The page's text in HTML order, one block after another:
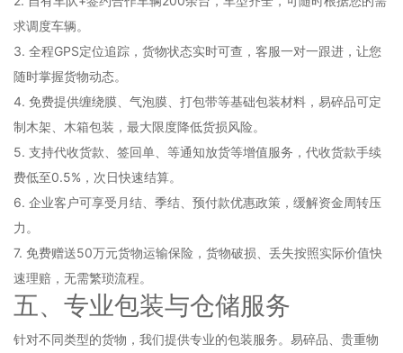
求调度车辆。
3. 全程GPS定位追踪，货物状态实时可查，客服一对一跟进，让您
随时掌握货物动态。
4. 免费提供缠绕膜、气泡膜、打包带等基础包装材料，易碎品可定
制木架、木箱包装，最大限度降低货损风险。
5. 支持代收货款、签回单、等通知放货等增值服务，代收货款手续
费低至0.5%，次日快速结算。
6. 企业客户可享受月结、季结、预付款优惠政策，缓解资金周转压
力。
7. 免费赠送50万元货物运输保险，货物破损、丢失按照实际价值快
速理赔，无需繁琐流程。
五、专业包装与仓储服务
针对不同类型的货物，我们提供专业的包装服务。易碎品、贵重物